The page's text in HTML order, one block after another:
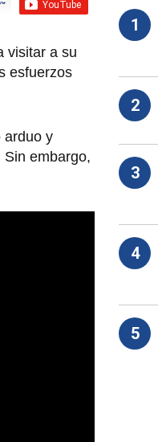
visitar a su
esfuerzos
arduo y
Sin embargo,
1
2
3
4
5